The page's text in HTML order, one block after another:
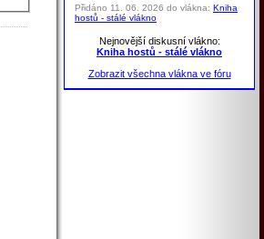
Přidáno 11. 06. 2026 do vlákna: Kniha
hostů - stálé vlákno
Nejnovější diskusní vlákno:
Kniha hostů - stálé vlákno
Zobrazit všechna vlákna ve fóru